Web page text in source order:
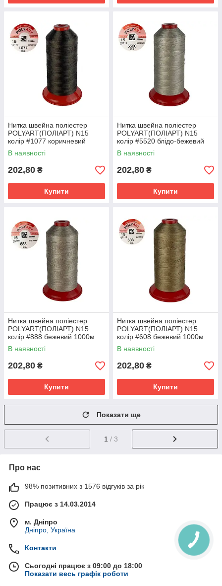
Нитка швейна поліестер
POLYART(ПОЛІАРТ) N15
колір #1077 коричневий
1000м (ОРИГІНАЛ,
ТУРЕЧЧИНА)
В наявності
202,80 ₴
Купити
Нитка швейна поліестер
POLYART(ПОЛІАРТ) N15
колір #5520 блідо-бежевий
1000м (ОРИГІНАЛ,
ТУРЕЧЧИНА)
В наявності
202,80 ₴
Купити
Нитка швейна поліестер
POLYART(ПОЛІАРТ) N15
колір #888 бежевий 1000м
(ОРИГІНАЛ, ТУРЕЧЧИНА)
В наявності
202,80 ₴
Купити
Нитка швейна поліестер
POLYART(ПОЛІАРТ) N15
колір #608 бежевий 1000м
(ОРИГІНАЛ, ТУРЕЧЧИНА)
В наявності
202,80 ₴
Купити
Показати ще
1 / 3
Про нас
98% позитивних з 1576 відгуків за рік
Працює з 14.03.2014
м. Дніпро
Дніпро, Україна
Контакти
Сьогодні працює з 09:00 до 18:00
Показати весь графік роботи